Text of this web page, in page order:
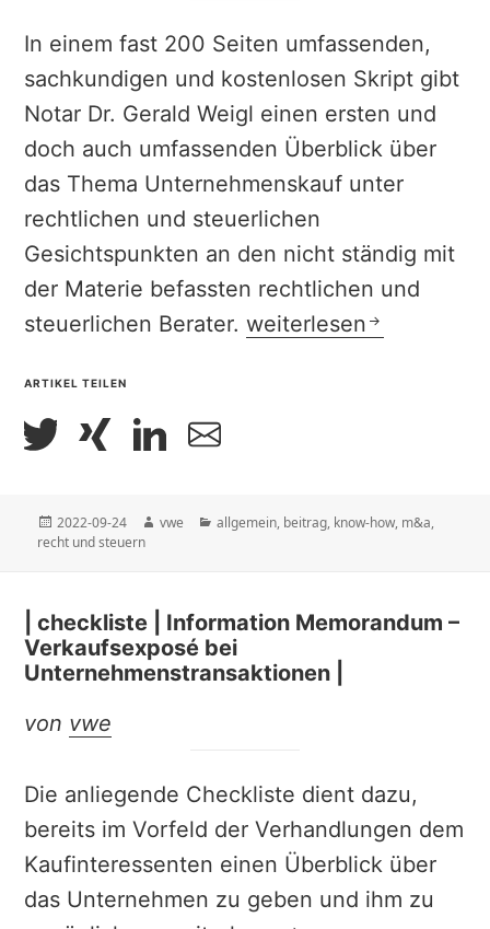
In einem fast 200 Seiten umfassenden,
sachkundigen und kostenlosen Skript gibt
Notar Dr. Gerald Weigl einen ersten und
doch auch umfassenden Überblick über
das Thema Unternehmenskauf unter
rechtlichen und steuerlichen
Gesichtspunkten an den nicht ständig mit
der Materie befassten rechtlichen und
steuerlichen Berater.| buchbesprechung |
weiterlesen
ARTIKEL TEILEN
Veröffentlicht
am
2022-09-24 Autor
vwe Kategorien
allgemein, beitrag, know-how, m&a,
recht und steuern
| checkliste | Information Memorandum –
Verkaufsexposé bei
Unternehmenstransaktionen |
von vwe
Die anliegende Checkliste dient dazu,
bereits im Vorfeld der Verhandlungen dem
Kaufinteressenten einen Überblick über
das Unternehmen zu geben und ihm zu